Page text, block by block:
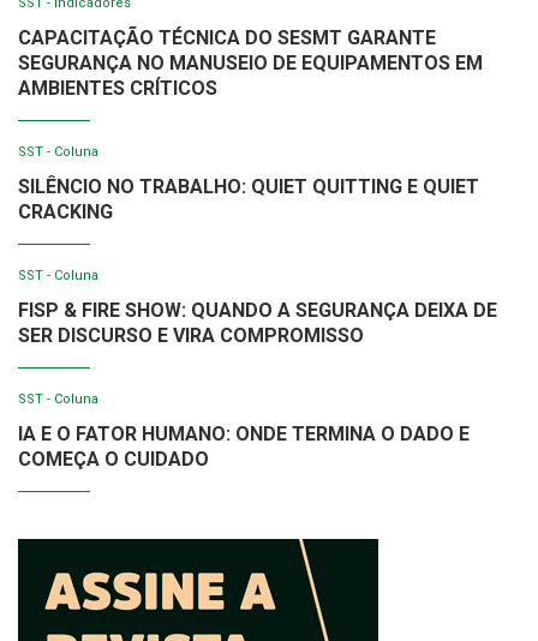
SST - Indicadores
CAPACITAÇÃO TÉCNICA DO SESMT GARANTE
SEGURANÇA NO MANUSEIO DE EQUIPAMENTOS EM
AMBIENTES CRÍTICOS
SST - Coluna
SILÊNCIO NO TRABALHO: QUIET QUITTING E QUIET
CRACKING
SST - Coluna
FISP & FIRE SHOW: QUANDO A SEGURANÇA DEIXA DE
SER DISCURSO E VIRA COMPROMISSO
SST - Coluna
IA E O FATOR HUMANO: ONDE TERMINA O DADO E
COMEÇA O CUIDADO